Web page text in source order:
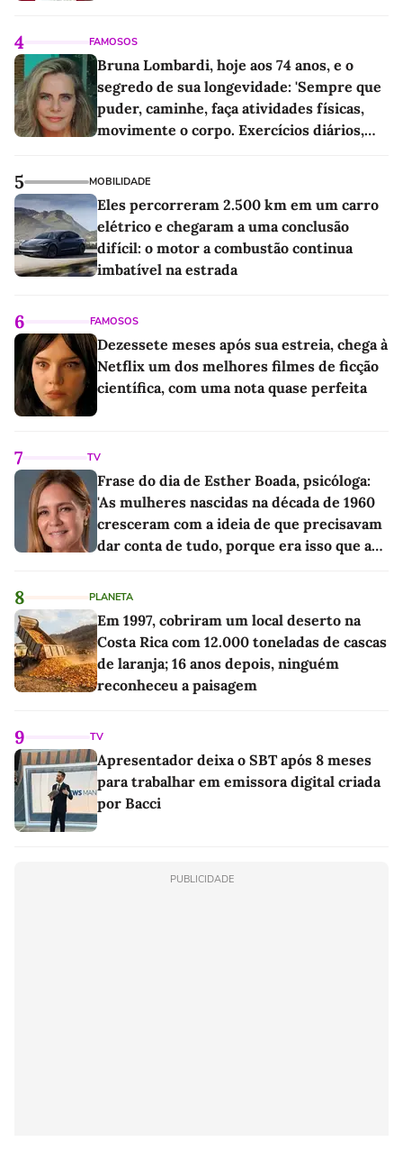
4 FAMOSOS
Bruna Lombardi, hoje aos 74 anos, e o
segredo de sua longevidade: 'Sempre que
puder, caminhe, faça atividades físicas,
movimente o corpo. Exercícios diários,
5 MOBILIDADE
Eles percorreram 2.500 km em um carro
elétrico e chegaram a uma conclusão
difícil: o motor a combustão continua
imbatível na estrada
6 FAMOSOS
Dezessete meses após sua estreia, chega à
Netflix um dos melhores filmes de ficção
científica, com uma nota quase perfeita
7 TV
Frase do dia de Esther Boada, psicóloga:
'As mulheres nascidas na década de 1960
cresceram com a ideia de que precisavam
dar conta de tudo, porque era isso que a
8 PLANETA
Em 1997, cobriram um local deserto na
Costa Rica com 12.000 toneladas de cascas
de laranja; 16 anos depois, ninguém
reconheceu a paisagem
9 TV
Apresentador deixa o SBT após 8 meses
para trabalhar em emissora digital criada
por Bacci
PUBLICIDADE